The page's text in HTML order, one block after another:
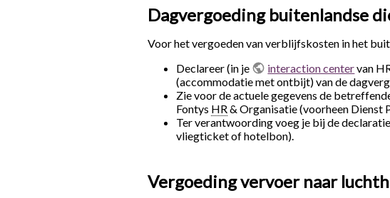
Dagvergoeding buitenlandse
Voor het vergoeden van verblijfskosten in het
Declareer (in je
interaction centervan
(accommodatie met ontbijt) van de
Zie voor de actuele gegevens de
Fontys HR& Organisatie (voorheen Dienst
Ter verantwoording voeg je bij de
vliegticket of hotelbon).
Vergoeding vervoer naar